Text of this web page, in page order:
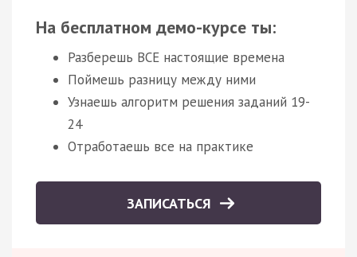
На бесплатном демо-курсе ты:
Разберешь ВСЕ настоящие времена
Поймешь разницу между ними
Узнаешь алгоритм решения заданий 19-
24
Отработаешь все на практике
ЗАПИСАТЬСЯ